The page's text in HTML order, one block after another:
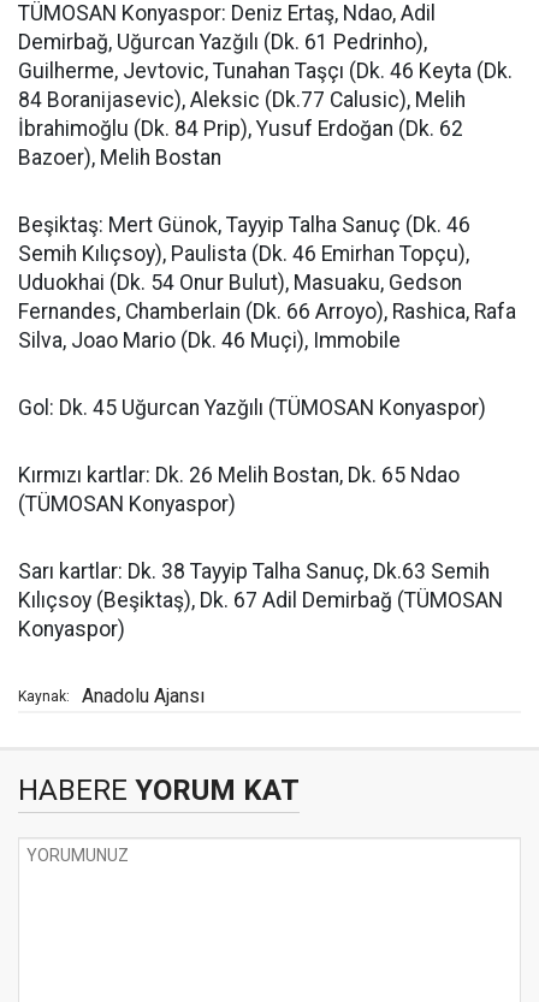
TÜMOSAN Konyaspor: Deniz Ertaş, Ndao, Adil
Demirbağ, Uğurcan Yazğılı (Dk. 61 Pedrinho),
Guilherme, Jevtovic, Tunahan Taşçı (Dk. 46 Keyta (Dk.
84 Boranijasevic), Aleksic (Dk.77 Calusic), Melih
İbrahimoğlu (Dk. 84 Prip), Yusuf Erdoğan (Dk. 62
Bazoer), Melih Bostan
Beşiktaş: Mert Günok, Tayyip Talha Sanuç (Dk. 46
Semih Kılıçsoy), Paulista (Dk. 46 Emirhan Topçu),
Uduokhai (Dk. 54 Onur Bulut), Masuaku, Gedson
Fernandes, Chamberlain (Dk. 66 Arroyo), Rashica, Rafa
Silva, Joao Mario (Dk. 46 Muçi), Immobile
Gol: Dk. 45 Uğurcan Yazğılı (TÜMOSAN Konyaspor)
Kırmızı kartlar: Dk. 26 Melih Bostan, Dk. 65 Ndao
(TÜMOSAN Konyaspor)
Sarı kartlar: Dk. 38 Tayyip Talha Sanuç, Dk.63 Semih
Kılıçsoy (Beşiktaş), Dk. 67 Adil Demirbağ (TÜMOSAN
Konyaspor)
Kaynak: Anadolu Ajansı
HABERE YORUM KAT